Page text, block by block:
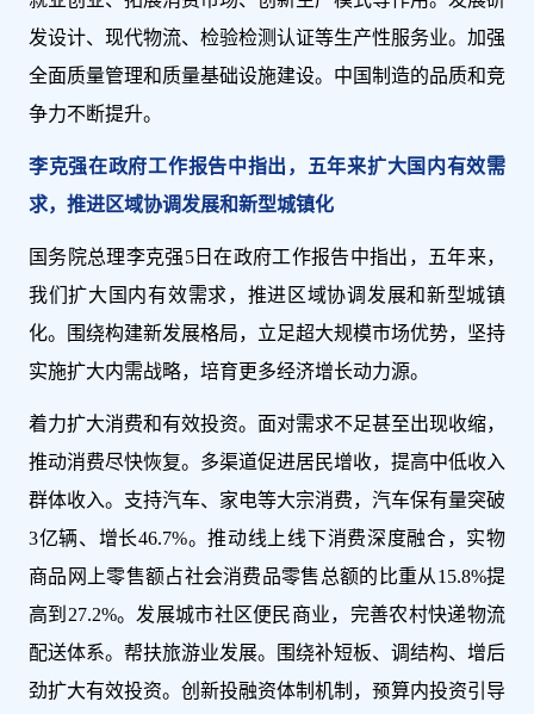
发设计、现代物流、检验检测认证等生产性服务业。加强
全面质量管理和质量基础设施建设。中国制造的品质和竞
争力不断提升。
李克强在政府工作报告中指出，五年来扩大国内有效需
求，推进区域协调发展和新型城镇化
国务院总理李克强5日在政府工作报告中指出，五年来，
我们扩大国内有效需求，推进区域协调发展和新型城镇
化。围绕构建新发展格局，立足超大规模市场优势，坚持
实施扩大内需战略，培育更多经济增长动力源。
着力扩大消费和有效投资。面对需求不足甚至出现收缩，
推动消费尽快恢复。多渠道促进居民增收，提高中低收入
群体收入。支持汽车、家电等大宗消费，汽车保有量突破
3亿辆、增长46.7%。推动线上线下消费深度融合，实物
商品网上零售额占社会消费品零售总额的比重从15.8%提
高到27.2%。发展城市社区便民商业，完善农村快递物流
配送体系。帮扶旅游业发展。围绕补短板、调结构、增后
劲扩大有效投资。创新投融资体制机制，预算内投资引导